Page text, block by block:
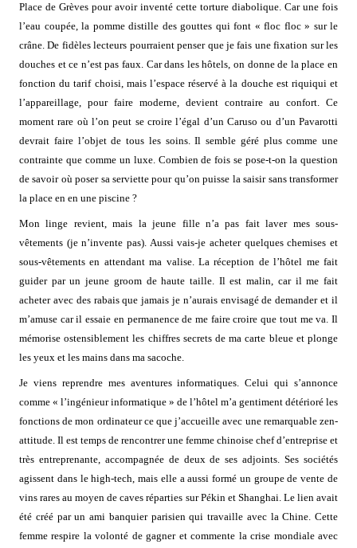
Place de Grèves pour avoir inventé cette torture diabolique. Car une fois
l’eau coupée, la pomme distille des gouttes qui font « floc floc » sur le
crâne. De fidèles lecteurs pourraient penser que je fais une fixation sur les
douches et ce n’est pas faux. Car dans les hôtels, on donne de la place en
fonction du tarif choisi, mais l’espace réservé à la douche est riquiqui et
l’appareillage, pour faire moderne, devient contraire au confort. Ce
moment rare où l’on peut se croire l’égal d’un Caruso ou d’un Pavarotti
devrait faire l’objet de tous les soins. Il semble géré plus comme une
contrainte que comme un luxe. Combien de fois se pose-t-on la question
de savoir où poser sa serviette pour qu’on puisse la saisir sans transformer
la place en en une piscine ?
Mon linge revient, mais la jeune fille n’a pas fait laver mes sous-
vêtements (je n’invente pas). Aussi vais-je acheter quelques chemises et
sous-vêtements en attendant ma valise. La réception de l’hôtel me fait
guider par un jeune groom de haute taille. Il est malin, car il me fait
acheter avec des rabais que jamais je n’aurais envisagé de demander et il
m’amuse car il essaie en permanence de me faire croire que tout me va. Il
mémorise ostensiblement les chiffres secrets de ma carte bleue et plonge
les yeux et les mains dans ma sacoche.
Je viens reprendre mes aventures informatiques. Celui qui s’annonce
comme « l’ingénieur informatique » de l’hôtel m’a gentiment détérioré les
fonctions de mon ordinateur ce que j’accueille avec une remarquable zen-
attitude. Il est temps de rencontrer une femme chinoise chef d’entreprise et
très entreprenante, accompagnée de deux de ses adjoints. Ses sociétés
agissent dans le high-tech, mais elle a aussi formé un groupe de vente de
vins rares au moyen de caves réparties sur Pékin et Shanghai. Le lien avait
été créé par un ami banquier parisien qui travaille avec la Chine. Cette
femme respire la volonté de gagner et commente la crise mondiale avec